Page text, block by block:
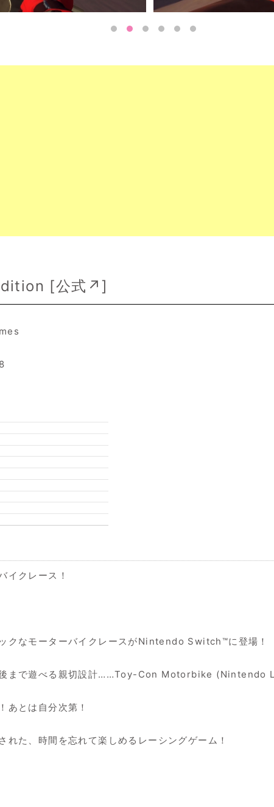
[公式↗]
イクレース！
クなモーターバイクレースがNintendo Switch™に登場！
後まで遊べる親切設計……Toy-Con Motorbike (Nintendo
あとは自分次第！
れた、時間を忘れて楽しめるレーシングゲーム！